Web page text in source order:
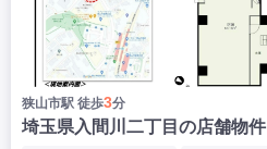
狭山市駅 徒歩3分
埼玉県入間川二丁目の店舗物件